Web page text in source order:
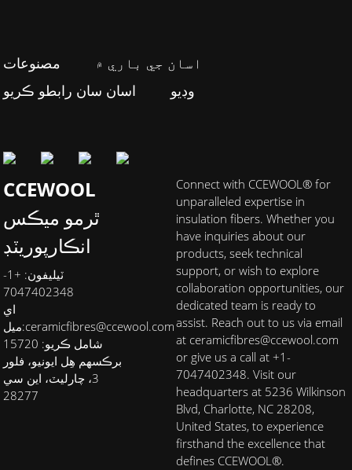
مصنوعات
اسان جي باري ۾
اسان سان رابطو ڪريو
وڊيو
CCEWOOL
ٿرمو ميڪس
انڪارپوريٽڊ
ٽيليفون: +1-
7047402348
اي
ميل:ceramicfibres@ccewool.com
شامل ڪريو: 15720
برڪسهم هِل ايونيو، فلور
3، چارليٽ، اين سي
28277
Connect with CCEWOOL® for
unparalleled expertise in
insulation fibers. Whether you
have inquiries about our
products, seek technical
support, or wish to explore
collaboration opportunities, our
dedicated team is ready to
assist. Reach out to us via email
at ceramicfibres@ccewool.com
or give us a call at +1-
7047402348. Visit our
headquarters at 5236 Wilkinson
Blvd, Charlotte, NC 28208,
United States, to experience
firsthand the excellence that
defines CCEWOOL®.